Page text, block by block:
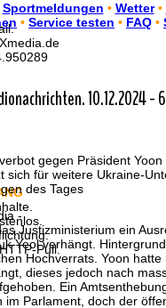
Pull.
Sportmeldungen • Wetter•
• Service testen • FAQ •
10.12.2024 -
gegen Präsident Yoon
sich für weitere Ukraine-
des Tages
-
Justizministerium ein
Yeol verhängt.
Hochverrats. Yoon
dieses jedoch nach
Ein
im Parlament, doch der